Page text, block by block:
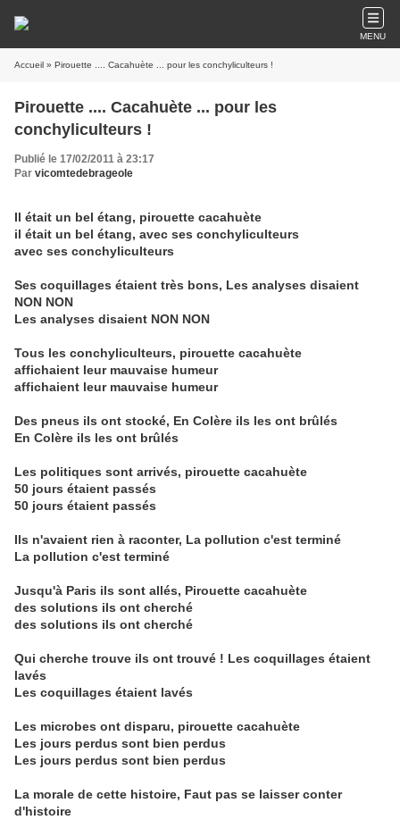
MENU
Accueil » Pirouette .... Cacahuète ... pour les conchyliculteurs !
Pirouette .... Cacahuète ... pour les
conchyliculteurs !
Publié le 17/02/2011 à 23:17
Par vicomtedebrageole
Il était un bel étang, pirouette cacahuète
il était un bel étang, avec ses conchyliculteurs
avec ses conchyliculteurs
Ses coquillages étaient très bons, Les analyses disaient
NON NON
Les analyses disaient NON NON
Tous les conchyliculteurs, pirouette cacahuète
affichaient leur mauvaise humeur
affichaient leur mauvaise humeur
Des pneus ils ont stocké, En Colère ils les ont brûlés
En Colère ils les ont brûlés
Les politiques sont arrivés, pirouette cacahuète
50 jours étaient passés
50 jours étaient passés
Ils n'avaient rien à raconter, La pollution c'est terminé
La pollution c'est terminé
Jusqu'à Paris ils sont allés, Pirouette cacahuète
des solutions ils ont cherché
des solutions ils ont cherché
Qui cherche trouve ils ont trouvé ! Les coquillages étaient
lavés
Les coquillages étaient lavés
Les microbes ont disparu, pirouette cacahuète
Les jours perdus sont bien perdus
Les jours perdus sont bien perdus
La morale de cette histoire, Faut pas se laisser conter
d'histoire